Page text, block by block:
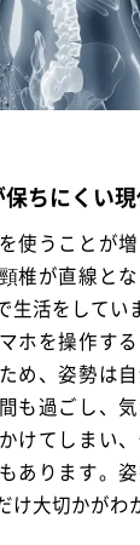
ちにくい現
使うことが
椎が直線と
生活をしてい
ホを操作す
め、姿勢は
も過ごし、
けてしまい
あります。
け大切かがわ